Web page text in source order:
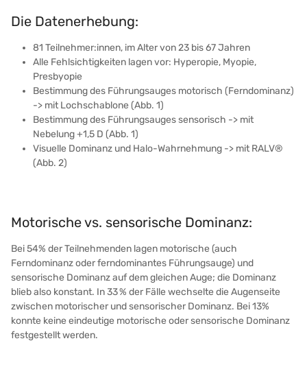
Die Datenerhebung:
81 Teilnehmer:innen, im Alter von 23 bis 67 Jahren
Alle Fehlsichtigkeiten lagen vor: Hyperopie, Myopie,
Presbyopie
Bestimmung des Führungsauges motorisch (Ferndominanz)
-> mit Lochschablone (Abb. 1)
Bestimmung des Führungsauges sensorisch -> mit
Nebelung +1,5 D (Abb. 1)
Visuelle Dominanz und Halo-Wahrnehmung -> mit RALV®
(Abb. 2)
Motorische vs. sensorische Dominanz:
Bei 54% der Teilnehmenden lagen motorische (auch
Ferndominanz oder ferndominantes Führungsauge) und
sensorische Dominanz auf dem gleichen Auge; die Dominanz
blieb also konstant. In 33 % der Fälle wechselte die Augenseite
zwischen motorischer und sensorischer Dominanz. Bei 13%
konnte keine eindeutige motorische oder sensorische Dominanz
festgestellt werden.